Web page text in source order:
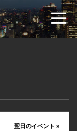
翌日のイベント»